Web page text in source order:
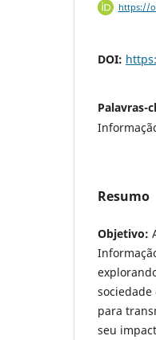
https://
DOI:
Palavras-
Resumo
Objetivo:
sociedade
para
seu